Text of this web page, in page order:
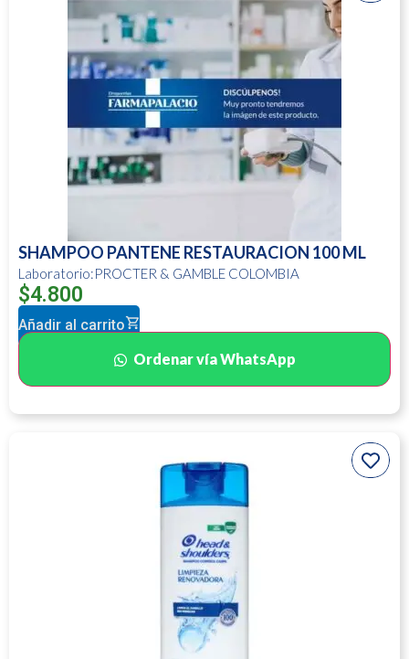
SHAMPOO PANTENE RESTAURACION 100 ML
Laboratorio:PROCTER & GAMBLE COLOMBIA
$4.800
Añadir al carrito
Ordenar vía WhatsApp